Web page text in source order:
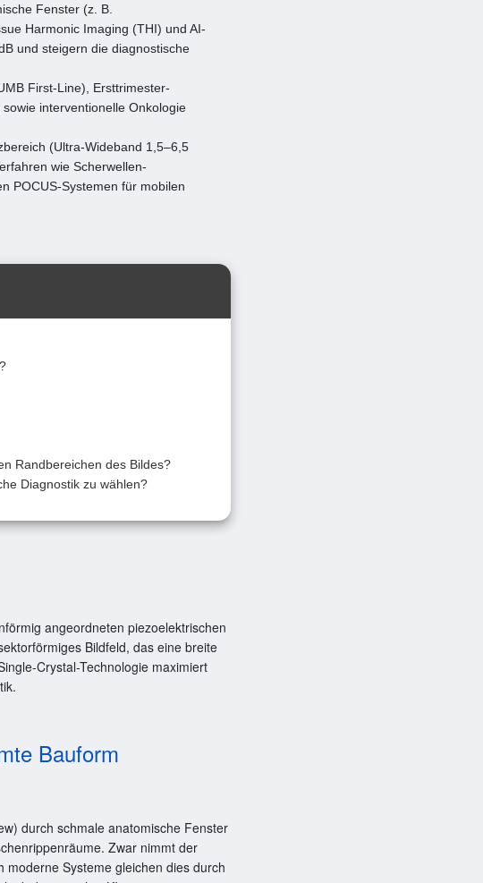
Fenster (z. B.
Harmonic Imaging (THI) und AI-
und steigern die diagnostische
First-Line), Ersttrimester-
interventionelle Onkologie
(Ultra-Wideband 1,5–6,5
wie Scherwellen-
POCUS-Systemen für mobilen
Randbereichen des Bildes?
Diagnostik zu wählen?
angeordneten piezoelektrischen
Bildfeld, das eine breite
Crystal-Technologie maximiert
Bauform
durch schmale anatomische Fenster
Zwar nimmt der
Systeme gleichen dies durch